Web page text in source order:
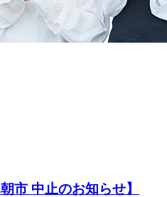
市 中止のお知らせ】